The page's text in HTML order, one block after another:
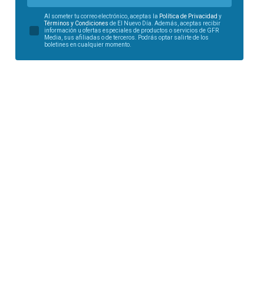
Al someter tu correo electrónico, aceptas la Política de Privacidad y
Términos y Condiciones de El Nuevo Día. Además, aceptas recibir
información u ofertas especiales de productos o servicios de GFR
Media, sus afiliadas o de terceros. Podrás optar salirte de los
boletines en cualquier momento.